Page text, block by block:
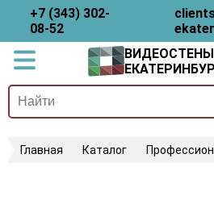
+7 (343) 302-
08-52
ВИДЕОСТЕНЫ
Главная Каталог